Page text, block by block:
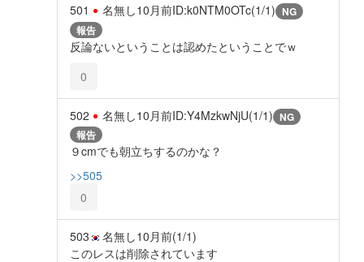
501 名無し10月前ID:k0NTM0OTc(1/1) NG
報告
反論ないということは認めたということでｗ
0
502 名無し10月前ID:Y4MzkwNjU(1/1) NG
報告
９cmでも朝立ちするのかな？
>>505
0
503 名無し10月前(1/1)
このレスは削除されています